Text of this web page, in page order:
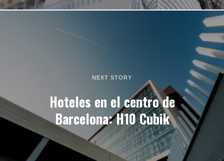
NEXT STORY
Hoteles en el centro de
Barcelona: H10 Cubik